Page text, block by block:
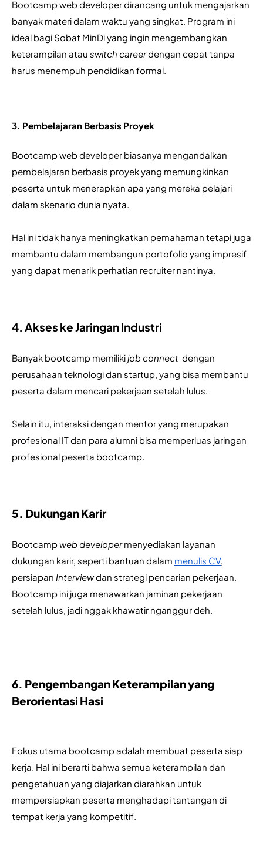
Bootcamp web developer dirancang untuk mengajarkan
banyak materi dalam waktu yang singkat. Program ini
ideal bagi Sobat MinDi yang ingin mengembangkan
keterampilan atau switch career dengan cepat tanpa
harus menempuh pendidikan formal.
3. Pembelajaran Berbasis Proyek
Bootcamp web developer biasanya mengandalkan
pembelajaran berbasis proyek yang memungkinkan
peserta untuk menerapkan apa yang mereka pelajari
dalam skenario dunia nyata.
Hal ini tidak hanya meningkatkan pemahaman tetapi juga
membantu dalam membangun portofolio yang impresif
yang dapat menarik perhatian recruiter nantinya.
4. Akses ke Jaringan Industri
Banyak bootcamp memiliki job connect dengan
perusahaan teknologi dan startup, yang bisa membantu
peserta dalam mencari pekerjaan setelah lulus.
Selain itu, interaksi dengan mentor yang merupakan
profesional IT dan para alumni bisa memperluas jaringan
profesional peserta bootcamp.
5. Dukungan Karir
Bootcamp web developer menyediakan layanan
dukungan karir, seperti bantuan dalam menulis CV,
persiapan Interview dan strategi pencarian pekerjaan.
Bootcamp ini juga menawarkan jaminan pekerjaan
setelah lulus, jadi nggak khawatir nganggur deh.
6. Pengembangan Keterampilan yang
Berorientasi Hasi
Fokus utama bootcamp adalah membuat peserta siap
kerja. Hal ini berarti bahwa semua keterampilan dan
pengetahuan yang diajarkan diarahkan untuk
mempersiapkan peserta menghadapi tantangan di
tempat kerja yang kompetitif.